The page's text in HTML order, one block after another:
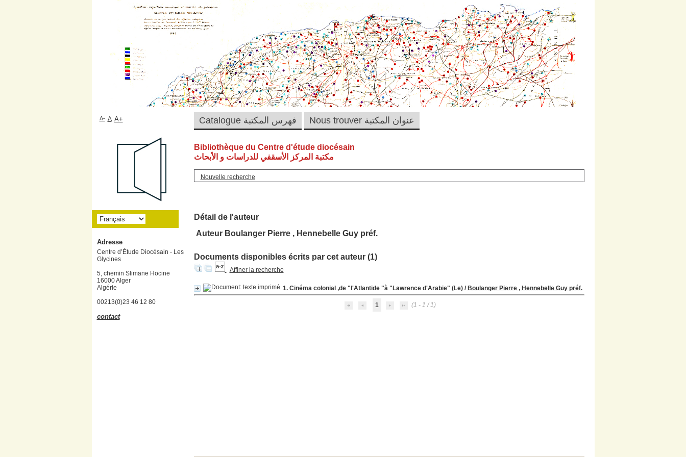
Bibliothèque du Centre d'étude diocésain
مكتبة المركز الأسقفي للدراسات و الأبحاث
Nouvelle recherche
Détail de l'auteur
Auteur Boulanger Pierre , Hennebelle Guy préf.
Documents disponibles écrits par cet auteur (1)
Affiner la recherche
1. Cinéma colonial ,de "l'Atlantide "à "Lawrence d'Arabie" (Le)/ Boulanger Pierre , Hennebelle Guy préf.
1 (1 - 1 / 1)
Catalogue فهرس المكتبة Nous trouver عنوان المكتبة A- A A+
Adresse
Centre d’Étude Diocésain - Les
Glycines
5, chemin Slimane Hocine
16000 Alger
Algérie
00213(0)23 46 12 80
contact